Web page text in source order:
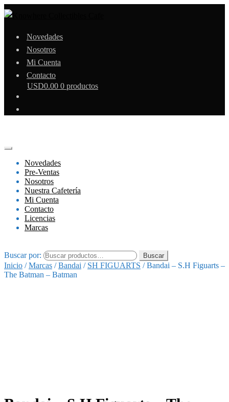
Novedades
Nosotros
Mi Cuenta
Contacto
USD0.00 0 productos
Novedades
Pre-Ventas
Nosotros
Nuestra Cafetería
Mi Cuenta
Contacto
Licencias
Marcas
Buscar por: Buscar
Inicio /Marcas /Bandai / SH FIGUARTS /Bandai – S.H Figuarts –
The Batman – Batman